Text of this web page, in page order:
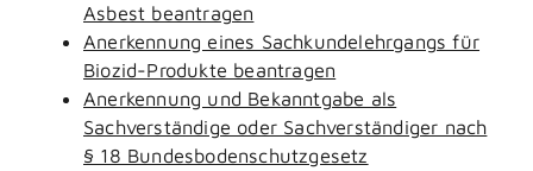
Asbest beantragen
Anerkennung eines Sachkundelehrgangs für
Biozid-Produkte beantragen
Anerkennung und Bekanntgabe als
Sachverständige oder Sachverständiger nach
§ 18 Bundesbodenschutzgesetz